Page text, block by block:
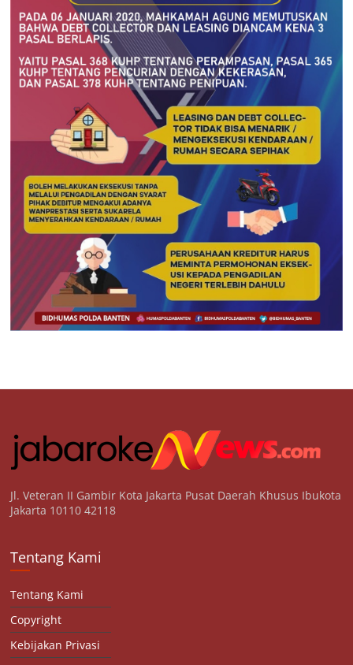
Jl. Veteran II Gambir Kota Jakarta Pusat Daerah Khusus Ibukota
Jakarta 10110 42118
Tentang Kami
Tentang Kami
Copyright
Kebijakan Privasi